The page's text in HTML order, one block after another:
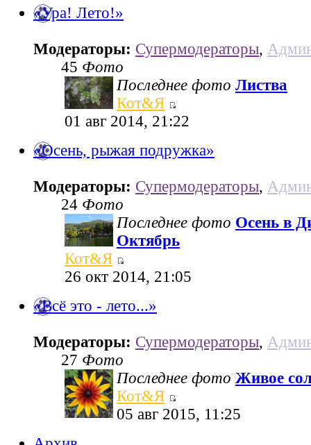
«Ура! Лето!»
Модераторы: Супермодераторы,
45 Фото
Последнее фото Листва
Кот&Я
01 авг 2014, 21:22
«Осень, рыжая подружка»
Модераторы: Супермодераторы,
24 Фото
Последнее фото Осень в
Октябрь
Кот&Я
26 окт 2014, 21:05
«Всё это - лето...»
Модераторы: Супермодераторы,
27 Фото
Последнее фото Живое
Кот&Я
05 авг 2015, 11:25